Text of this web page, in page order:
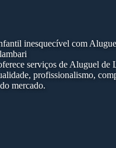
inesquecível com
serviços de Aluguel de
profissionalismo,
mercado.